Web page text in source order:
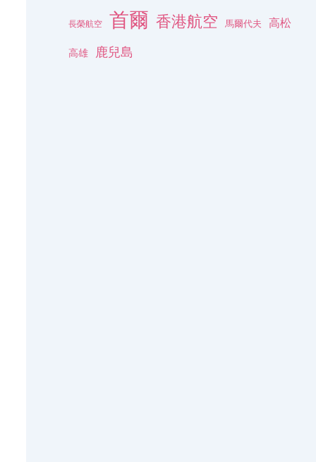
長榮航空 首爾 香港航空 馬爾代夫 高松
高雄 鹿兒島